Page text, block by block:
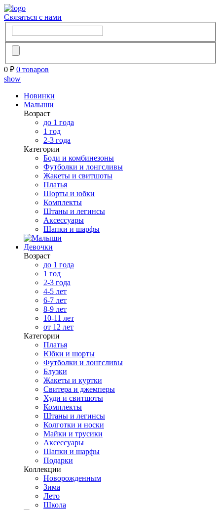
Связаться с нами
0 ₽ 0 товаров
show
Новинки
Малыши
Возраст
до 1 года
1 год
2-3 года
Категории
Боди и комбинезоны
Футболки и лонгсливы
Жакеты и свитшоты
Платья
Шорты и юбки
Комплекты
Штаны и легинсы
Аксессуары
Шапки и шарфы
Девочки
Возраст
до 1 года
1 год
2-3 года
4-5 лет
6-7 лет
8-9 лет
10-11 лет
от 12 лет
Категории
Платья
Юбки и шорты
Футболки и лонгсливы
Блузки
Жакеты и куртки
Свитера и джемперы
Худи и свитшоты
Комплекты
Штаны и легинсы
Колготки и носки
Майки и трусики
Аксессуары
Шапки и шарфы
Подарки
Коллекции
Новорожденным
Зима
Лето
Школа